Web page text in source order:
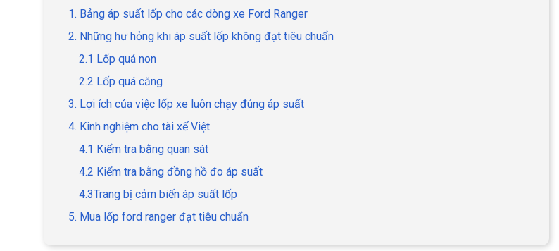
1. Bảng áp suất lốp cho các dòng xe Ford Ranger
2. Những hư hỏng khi áp suất lốp không đạt tiêu chuẩn
2.1 Lốp quá non
2.2 Lốp quá căng
3. Lợi ích của việc lốp xe luôn chạy đúng áp suất
4. Kinh nghiệm cho tài xế Việt
4.1 Kiểm tra bằng quan sát
4.2 Kiểm tra bằng đồng hồ đo áp suất
4.3Trang bị cảm biến áp suất lốp
5. Mua lốp ford ranger đạt tiêu chuẩn